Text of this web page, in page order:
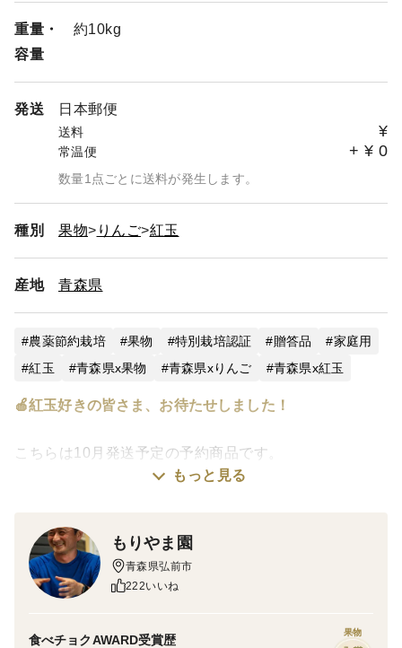
重量・
容量
約10kg
発送 日本郵便
送料 ¥
常温便 + ¥ 0
数量1点ごとに送料が発生します。
種別 果物 りんご 紅玉
産地 青森県
農薬節約栽培 果物 特別栽培認証 贈答品
家庭用
紅玉
青森県x果物 青森県xりんご 青森県x紅玉
🍎紅玉好きの皆さま、お待たせしました！
こちらは10月発送予定の予約商品です。
「この酸味じゃないと物足りない。」
気品種「紅玉」。
爽やかな酸味と豊かな香りは、生で食べても、お菓子作
りでも大活躍。
アップルパイやタルト、ジャム、コンポートなど、加熱
もっと見る
もりやま園
青森県弘前市
222いいね
食べチョクAWARD受賞歴
果物